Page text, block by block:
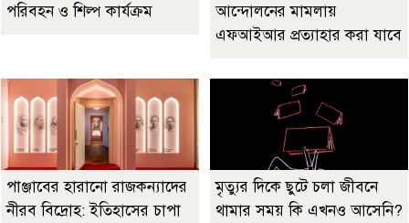
পরিবহন ও শিল্প কার্যক্রম
আন্দোলনের মামলায়
এফআইআর প্রত্যাহার করা যাবে
পাঞ্জাবের হারানো রাজকন্যাদের
নীরব বিদ্রোহ: ইতিহাসের চাপা
মৃত্যুর দিকে ছুটে চলা জীবনে
থামার সময় কি এখনও আসেনি?